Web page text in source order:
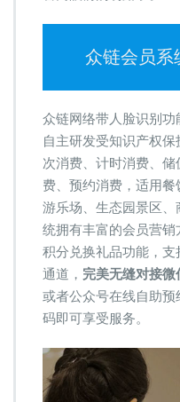
众链会员系
众链网络带人脸识别
自主研发受知识产权
次消费、计时消费、
费、预约消费，适用餐
游乐场、生态园景区
统拥有丰富的会员营
积分兑换礼品功能，
通道， 完美无缝对接微
或者公众号在线自助
码即可享受服务。